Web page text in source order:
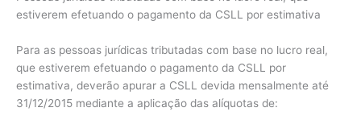
estiverem efetuando o pagamento da CSLL por estimativa
Para as pessoas jurídicas tributadas com base no lucro real,
que estiverem efetuando o pagamento da CSLL por
estimativa, deverão apurar a CSLL devida mensalmente até
31/12/2015 mediante a aplicação das alíquotas de: